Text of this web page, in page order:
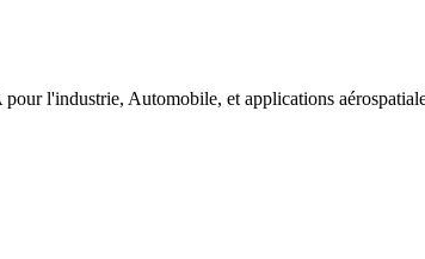
l'industrie, Automobile, et applications